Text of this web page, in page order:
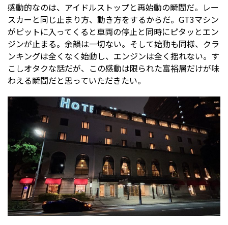
感動的なのは、アイドルストップと再始動の瞬間だ。レー
スカーと同じ止まり方、動き方をするからだ。GT3マシン
がピットに入ってくると車両の停止と同時にピタッとエン
ジンが止まる。余韻は一切ない。そして始動も同様、クラ
ンキングは全くなく始動し、エンジンは全く揺れない。す
こしオタクな話だが、この感動は限られた富裕層だけが味
わえる瞬間だと思っていただきたい。